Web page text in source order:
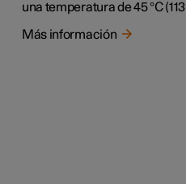
una temperatura de 45 °C (113
Más información